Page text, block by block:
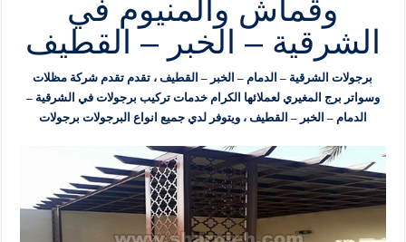
وقماش والمنيوم في
الشرقية – الخبر – القطيف
برجولات الشرقية – الدمام – الخبر – القطيف ، تقدم تقدم شركة مظلات
وسواتر برج المغيري لعملائها الكرام خدمات تركيب برجولات في الشرقية –
الدمام – الخبر – القطيف ، ويتوفر لدي جميع انواع البرجولات برجولات